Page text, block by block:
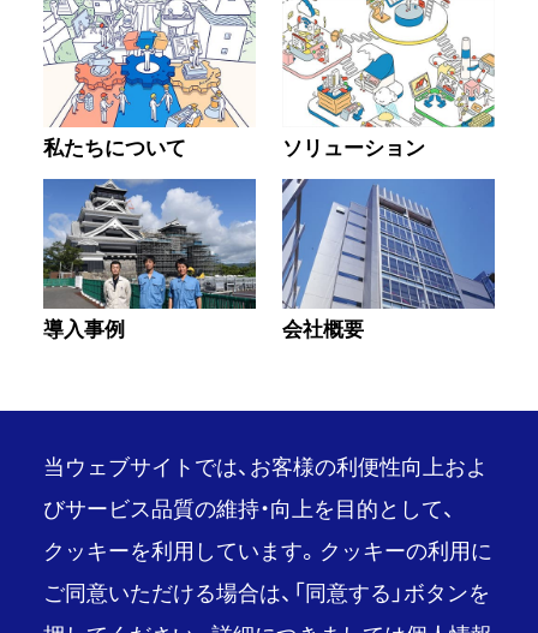
私たちについて ソリューション
導入事例 会社概要
推奨環境 ご利用条件
当ウェブサイトでは、お客様の利便性向上およ
びサービス品質の維持・向上を目的として、
クッキーを利用しています。クッキーの利用に
ご同意いただける場合は、「同意する」ボタンを